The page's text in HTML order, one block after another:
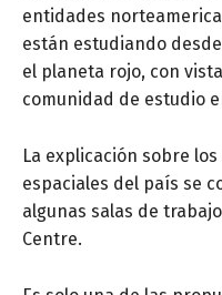
entidades
están estudiando
el planeta rojo, con
comunidad de estudio
La explicación sobre
espaciales del país se
algunas salas de
Centre.